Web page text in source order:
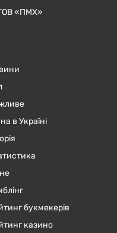
«ПМХ»
в Україні
букмекерів
казино